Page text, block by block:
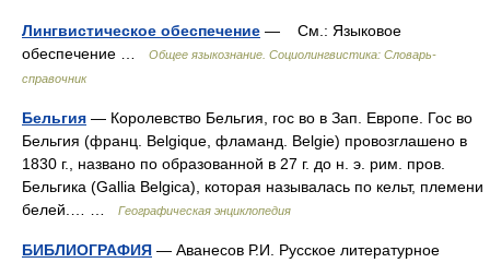
Лингвистическое обеспечение — См.: Языковое
обеспечение …
Общее языкознание. Социолингвистика: Словарь-
справочник
Бельгия — Королевство Бельгия, гос во в Зап. Европе. Гос во
Бельгия (франц. Belgique, фламанд. Belgie) провозглашено в
1830 г., названо по образованной в 27 г. до н. э. рим. пров.
Бельгика (Gallia Belgica), которая называлась по кельт, племени
белей.… …
Географическая энциклопедия
БИБЛИОГРАФИЯ — Аванесов Р.И. Русское литературное